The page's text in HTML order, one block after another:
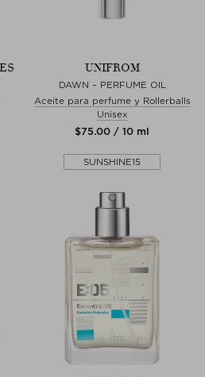
UNIFROM
DAWN – PERFUME OIL
Aceite para perfume y Rollerballs
Unisex
$‌75.00 / 10 ml
SUNSHINE15